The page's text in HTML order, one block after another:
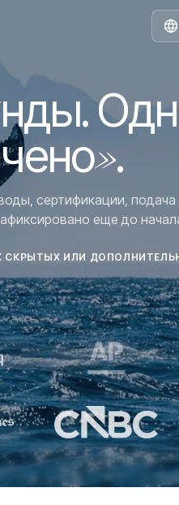
.
.
сертификации,
еще до
СКРЫТЫХ ИЛИ